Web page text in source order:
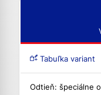
Tabuľka variant
Odtieň: špeciálne